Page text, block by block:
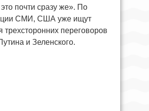
почти сразу же». По
СМИ, США уже ищут
трехсторонних переговоров
и Зеленского.